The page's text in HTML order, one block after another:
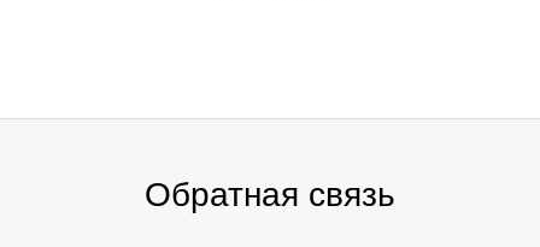
Обратная связь